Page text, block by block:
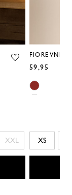
XXL
FIORE
59,95
XS